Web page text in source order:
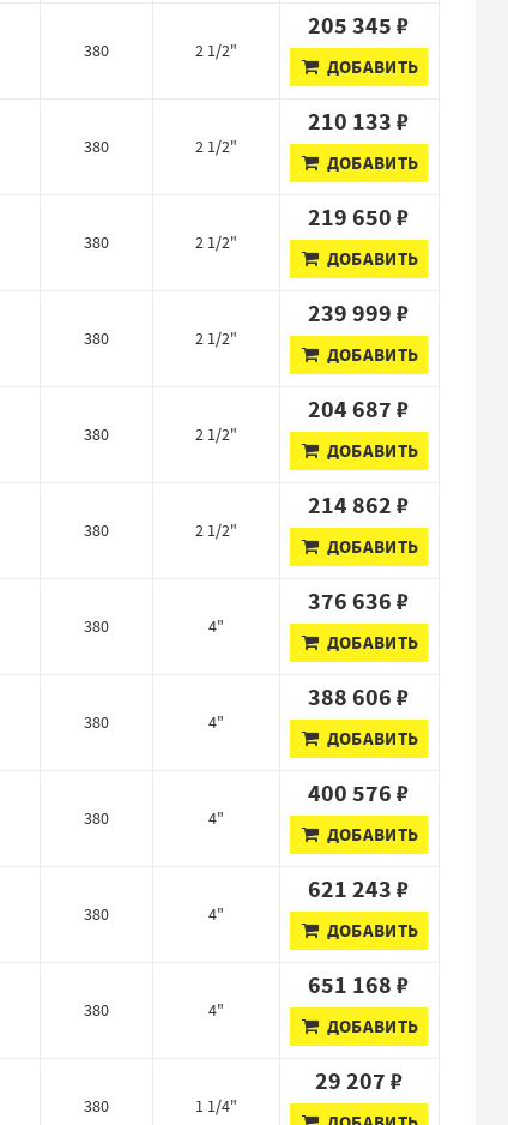
380 2 1/2"
205 345 ₽
ДОБАВИТЬ
380 2 1/2"
210 133 ₽
ДОБАВИТЬ
380 2 1/2"
219 650 ₽
ДОБАВИТЬ
380 2 1/2"
239 999 ₽
ДОБАВИТЬ
380 2 1/2"
204 687 ₽
ДОБАВИТЬ
380 2 1/2"
214 862 ₽
ДОБАВИТЬ
380 4"
376 636 ₽
ДОБАВИТЬ
380 4"
388 606 ₽
ДОБАВИТЬ
380 4"
400 576 ₽
ДОБАВИТЬ
380 4"
621 243 ₽
ДОБАВИТЬ
380 4"
651 168 ₽
ДОБАВИТЬ
380 1 1/4"
29 207 ₽